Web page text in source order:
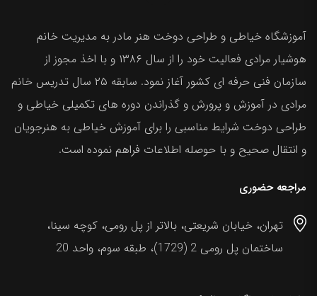
آموزشگاه خیاطی و طراحی دوخت هنر مادر به مدیریت خانم
هوشیار مرادی فعالیت خود را از سال ۱۳۸۶ و با اخذ مجوز از
سازمان فنی حرفه ای کشور آغاز نمود. سابقه ۲۵ سال تدریس خانم
مرادی در آموزش و پرورش و گذراندن دوره های تکمیلی خیاطی و
طراحی دوخت شرایط مناسبی را برای آموزش خیاطی به هنرجویان
و انتقال صحیح و با حوصله اطلاعات فراهم نموده است.
مراجعه حضوری
تهران، خیابان شریعتی، بالاتر از پل رومی، کوچه سینا،
ساختمان پل رومی 2 (1729)، طبقه سوم، واحد 20